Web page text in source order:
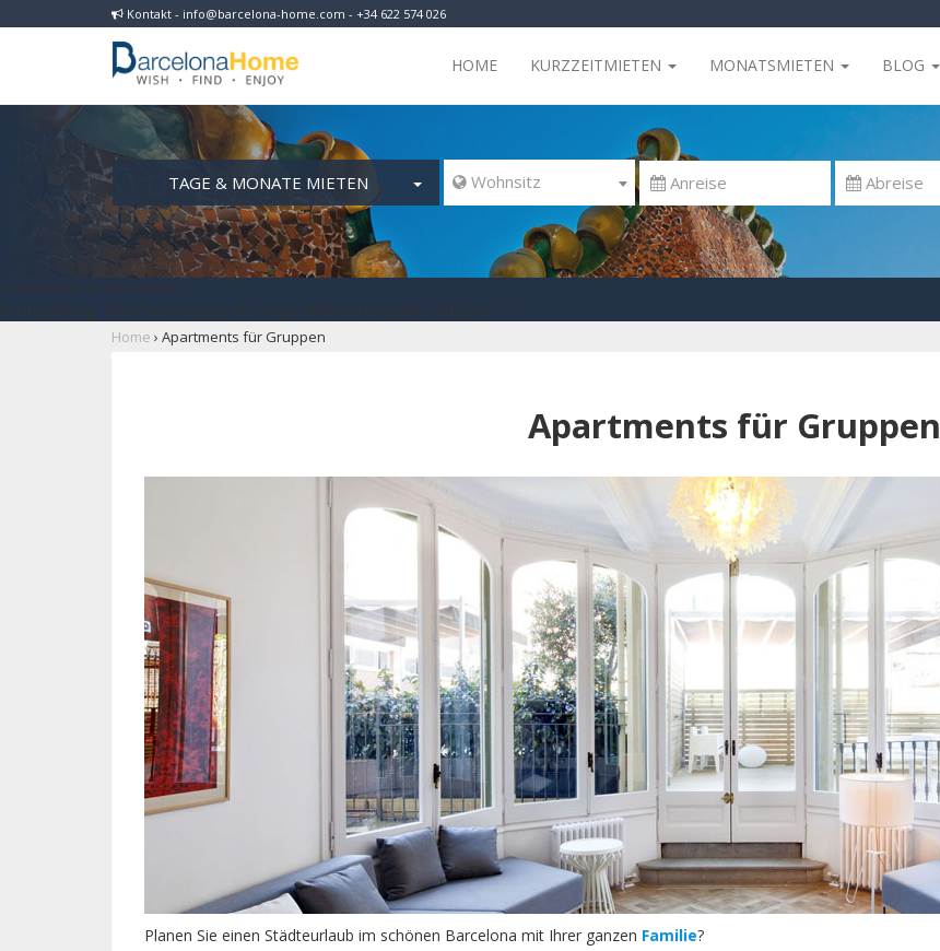
Kontakt - info@barcelona-home.com - +34 622 574 026
HOME KURZZEITMIETEN MONATSMIETEN BLOG
TAGE & MONATE MIETEN  Wohnsitz
Home › Apartments für Gruppen
Apartments für Gruppen
Planen Sie einen Städteurlaub im schönen Barcelona mit Ihrer ganzen Familie?